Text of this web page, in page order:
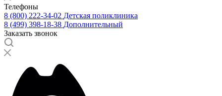
Телефоны
8 (800) 222-34-02 Детская поликлиника
8 (499) 398-18-38 Дополнительный
Заказать звонок